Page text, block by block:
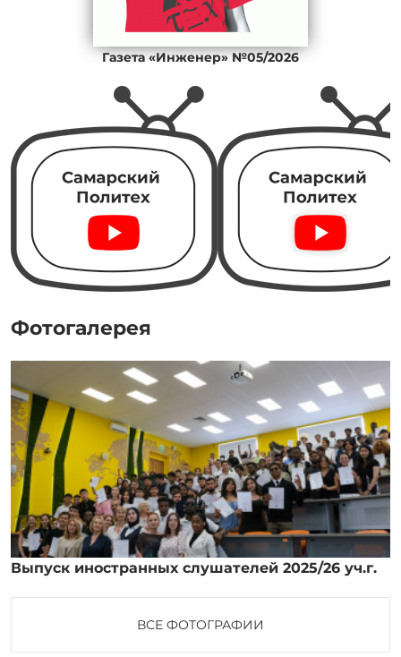
Газета «Инженер» №05/2026
Фотогалерея
Выпуск иностранных слушателей 2025/26 уч.г.
ВСЕ ФОТОГРАФИИ